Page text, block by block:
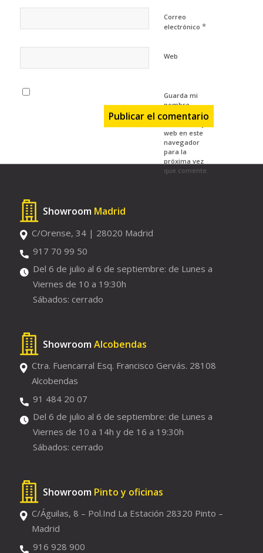
Correo
electrónico *
Web
Guarda mi
nombre,
correo
web en este
navegador
para la
próxima vez
que comente.
Showroom Madrid
C/Orense, 34 | 28020 Madrid
917 70 99 50
Del 6 de julio al 6 de septiembre: de Lunes a
Viernes de 10 a 19:30h
Sábados: cerrado
Showroom Alcobendas
Ctra. Fuencarral Esq. Francisco Gervás. 28108
Alcobendas
91 484 20 07
Del 6 de julio al 6 de septiembre: de Lunes a
Viernes de 10 a 14h y de 16 a 19:30h
Sábados: cerrado
Showroom Pinto y oficinas
C/Águilas, 8 – Pol.Ind La Estación 28320 Pinto –
Madrid
916 928 900